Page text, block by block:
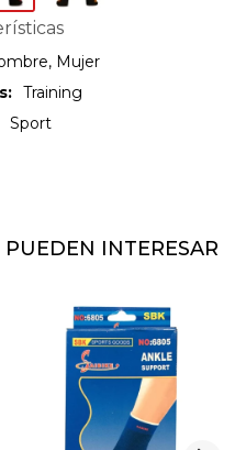
Mujer
Training
Sport
INTERESAR